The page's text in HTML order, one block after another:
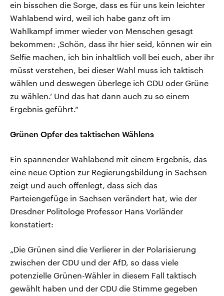
ein bisschen die Sorge, dass es für uns kein leichter
Wahlabend wird, weil ich habe ganz oft im
Wahlkampf immer wieder von Menschen gesagt
bekommen: ‚Schön, dass ihr hier seid, können wir ein
Selfie machen, ich bin inhaltlich voll bei euch, aber ihr
müsst verstehen, bei dieser Wahl muss ich taktisch
wählen und deswegen überlege ich CDU oder Grüne
zu wählen.‘ Und das hat dann auch zu so einem
Ergebnis geführt.“
Grünen Opfer des taktischen Wählens
Ein spannender Wahlabend mit einem Ergebnis, das
eine neue Option zur Regierungsbildung in Sachsen
zeigt und auch offenlegt, dass sich das
Parteiengefüge in Sachsen verändert hat, wie der
Dresdner Politologe Professor Hans Vorländer
konstatiert:
„Die Grünen sind die Verlierer in der Polarisierung
zwischen der CDU und der AfD, so dass viele
potenzielle Grünen-Wähler in diesem Fall taktisch
gewählt haben und der CDU die Stimme gegeben